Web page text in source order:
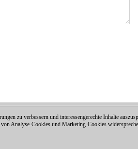
zu verbessern und interessengerechte Inhalte
Analyse-Cookies und Marketing-Cookies